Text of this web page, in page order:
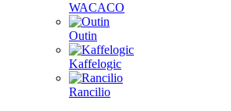
WACACO
Outin
Kaffelogic
Rancilio